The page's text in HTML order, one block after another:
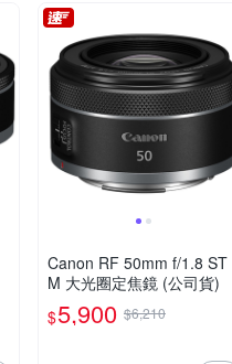
Canon RF 50mm f/1.8 ST
M 大光圈定焦鏡 (公司貨)
$5,900 $6,210